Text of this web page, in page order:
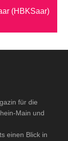
(HBKSaar)
für die
Main und
einen Blick in